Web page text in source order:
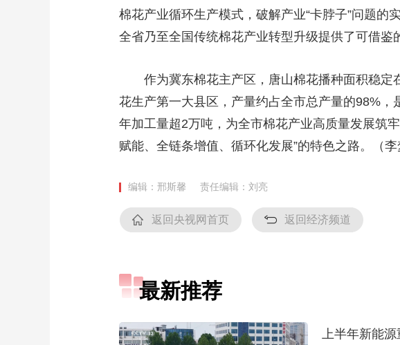
CCTV.节目官网 直播 节目单 栏目 片库 热播榜 总台
棉花产业循环生产模式，破解产业“卡脖子”问题
全省乃至全国传统棉花产业转型升级提供了可借鉴
作为冀东棉花主产区，唐山棉花播种面积稳定
花生产第一大县区，产量约占全市总产量的98%
年加工量超2万吨，为全市棉花产业高质量发展筑
赋能、全链条增值、循环化发展”的特色之路。（李
编辑：邢斯馨 责任编辑：刘亮
返回央视网首页 返回经济频道
最新推荐
上半年新能